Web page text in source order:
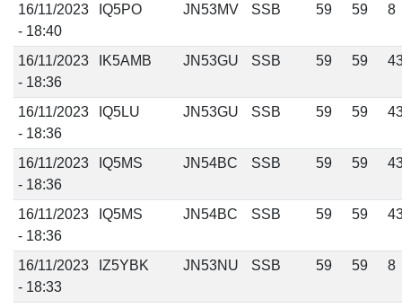
16/11/2023
- 18:40
IQ5PO JN53MV SSB 59 59 8
16/11/2023
- 18:36
IK5AMB JN53GU SSB 59 59
16/11/2023
- 18:36
IQ5LU JN53GU SSB 59 59
16/11/2023
- 18:36
IQ5MS JN54BC SSB 59 59
16/11/2023
- 18:36
IQ5MS JN54BC SSB 59 59
16/11/2023
- 18:33
IZ5YBK JN53NU SSB 59 59 8